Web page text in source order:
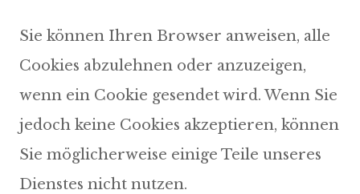
Sie können Ihren Browser anweisen, alle
Cookies abzulehnen oder anzuzeigen,
wenn ein Cookie gesendet wird. Wenn Sie
jedoch keine Cookies akzeptieren, können
Sie möglicherweise einige Teile unseres
Dienstes nicht nutzen.